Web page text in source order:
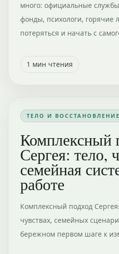
много: официальные
фонды, психологи, горячие
потеряться и начать с
1 мин чтения
ТЕЛО И ВОССТАНОВЛЕНИЕ
Комплексный
Сергея: тело,
семейная
работе
Комплексный подход
чувствах, семейных
бережном первом шаге к